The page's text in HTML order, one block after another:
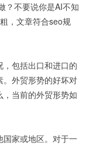
？不要说你是AI不知
，文章符合seo规
包括出口和进口的
外贸形势的好坏对
当前的外贸形势如
国家或地区。对于一